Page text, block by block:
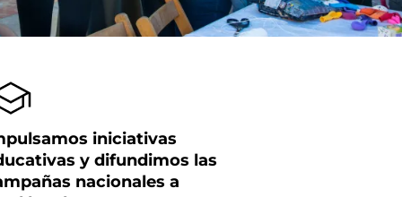
iniciativas
y difundimos las
nacionales a